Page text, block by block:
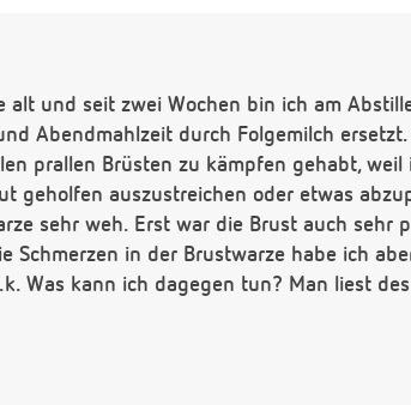
und seit zwei Wochen bin ich am
Abendmahlzeit durch Folgemilch
prallen Brüsten zu kämpfen gehabt, weil
geholfen auszustreichen oder etwas
sehr weh. Erst war die Brust auch sehr
Schmerzen in der Brustwarze habe ich
Was kann ich dagegen tun? Man liest
freuen. Vielen Dank